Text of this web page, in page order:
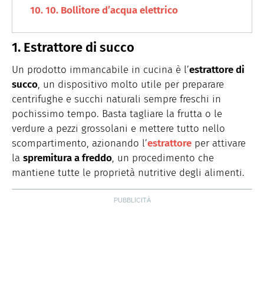
10. Bollitore d’acqua elettrico
1. Estrattore di succo
Un prodotto immancabile in cucina è l’estrattore di
succo, un dispositivo molto utile per preparare
centrifughe e succhi naturali sempre freschi in
pochissimo tempo. Basta tagliare la frutta o le
verdure a pezzi grossolani e mettere tutto nello
scompartimento, azionando l’estrattore per attivare
la spremitura a freddo, un procedimento che
mantiene tutte le proprietà nutritive degli alimenti.